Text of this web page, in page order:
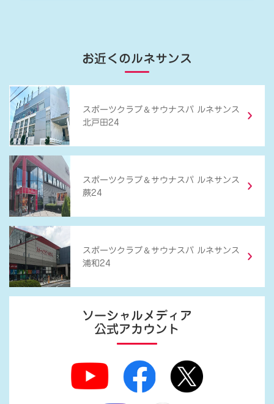
お近くのルネサンス
スポーツクラブ ＆ サウナスパ ルネサンス
北戸田24
スポーツクラブ ＆ サウナスパ ルネサンス
蕨24
スポーツクラブ ＆ サウナスパ ルネサンス
浦和24
ソーシャルメディア
公式アカウント